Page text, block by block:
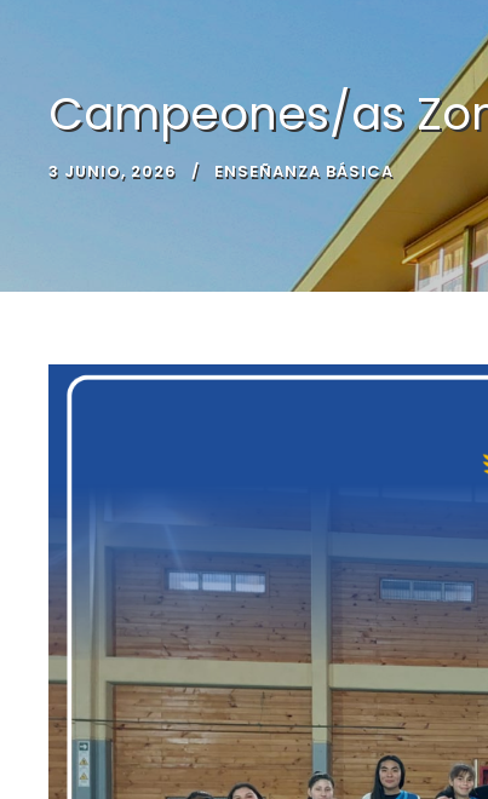
Campeones/as
3 JUNIO, 2026 ENSEÑANZA BÁSICA